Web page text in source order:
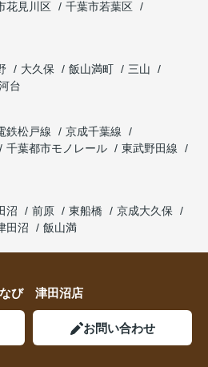
花見川区
千葉市若葉区
大久保 飯山満町
三山
台
鉄松戸線
京成千葉線
千葉都市モノレール
東武野田線
沼 前原 東船橋
京成大久保
田沼 飯山満
び 津田沼店
お問い合わせ